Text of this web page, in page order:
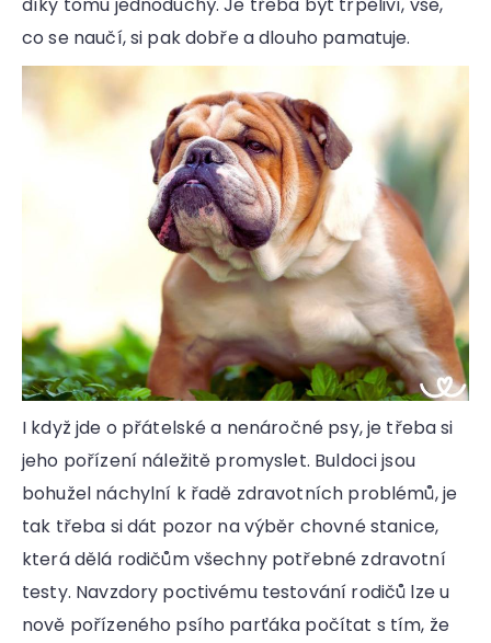
co se naučí, si pak dobře a dlouho pamatuje.
I když jde o přátelské a nenáročné psy, je třeba si
jeho pořízení náležitě promyslet. Buldoci jsou
bohužel náchylní k řadě zdravotních problémů, je
tak třeba si dát pozor na výběr chovné stanice,
která dělá rodičům všechny potřebné zdravotní
testy. Navzdory poctivému testování rodičů lze u
nově pořízeného psího parťáka počítat s tím, že